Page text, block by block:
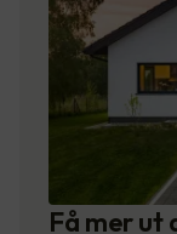
Få mer ut